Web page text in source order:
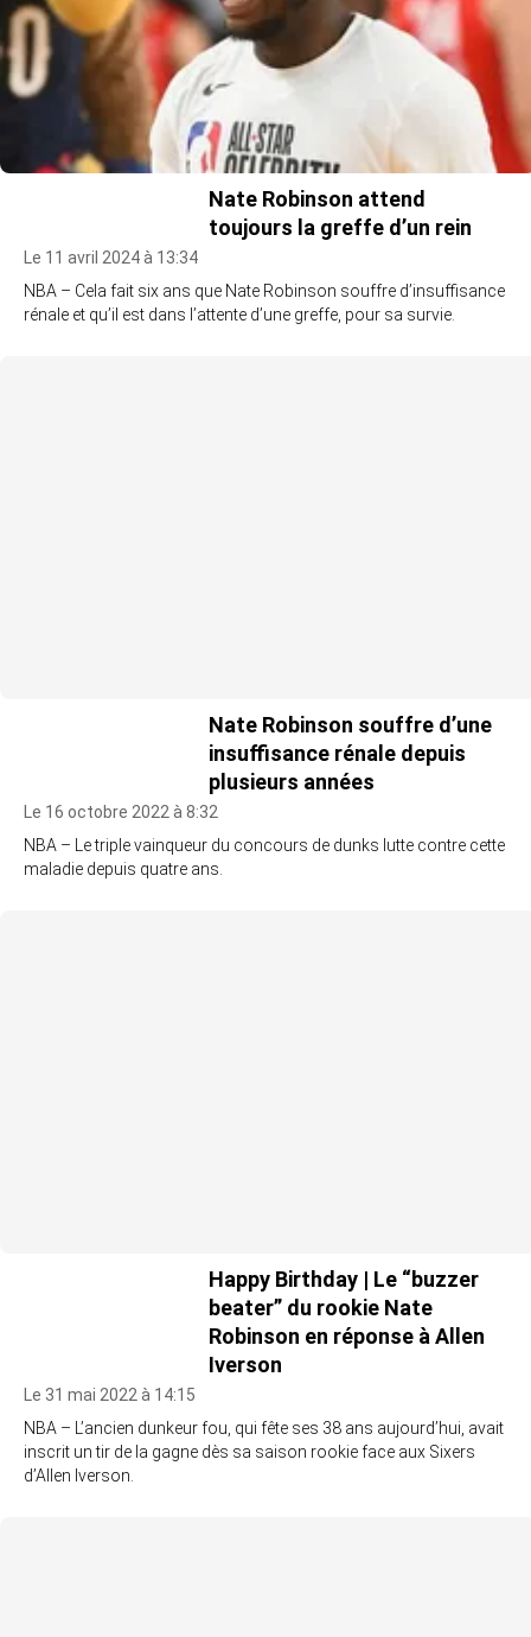
Nate Robinson attend
toujours la greffe d’un rein
Le 11 avril 2024 à 13:34
NBA – Cela fait six ans que Nate Robinson souffre d’insuffisance
rénale et qu’il est dans l’attente d’une greffe, pour sa survie.
Nate Robinson souffre d’une
insuffisance rénale depuis
plusieurs années
Le 16 octobre 2022 à 8:32
NBA – Le triple vainqueur du concours de dunks lutte contre cette
maladie depuis quatre ans.
Happy Birthday | Le “buzzer
beater” du rookie Nate
Robinson en réponse à Allen
Iverson
Le 31 mai 2022 à 14:15
NBA – L’ancien dunkeur fou, qui fête ses 38 ans aujourd’hui, avait
inscrit un tir de la gagne dès sa saison rookie face aux Sixers
d’Allen Iverson.